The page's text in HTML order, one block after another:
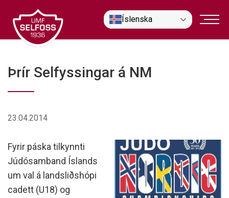
efni
Íslenska
Þrír Selfyssingar á NM
23.04.2014
Fyrir páska tilkynnti
Júdósamband Íslands
um val á landsliðshópi
cadett (U18) og